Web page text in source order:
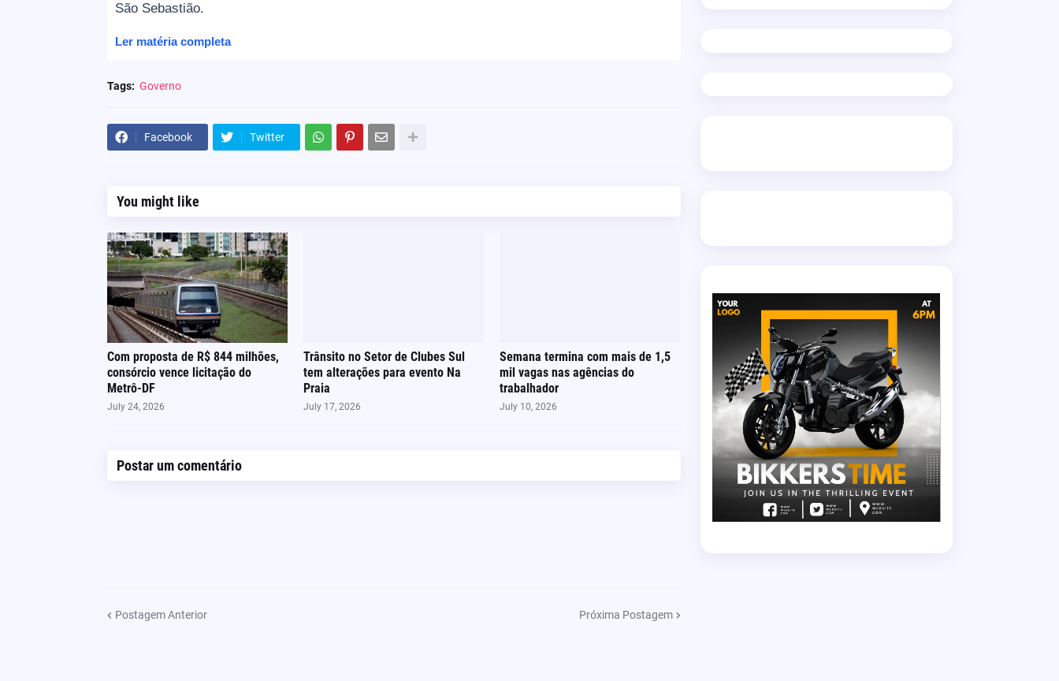
São Sebastião.
Ler matéria completa
Tags: Governo
Facebook Twitter
You might like
Com proposta de R$ 844 milhões,
consórcio vence licitação do
Metrô-DF
July 24, 2026
Trânsito no Setor de Clubes Sul
tem alterações para evento Na
Praia
July 17, 2026
Semana termina com mais de 1,5
mil vagas nas agências do
trabalhador
July 10, 2026
Postar um comentário
Postagem Anterior Próxima Postagem